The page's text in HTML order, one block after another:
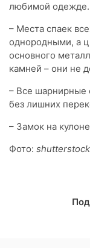
любимой одежде.
– Места спаек
однородными, а
основного
камней – они не
– Все шарнирные
без лишних
– Замок на
Фото: